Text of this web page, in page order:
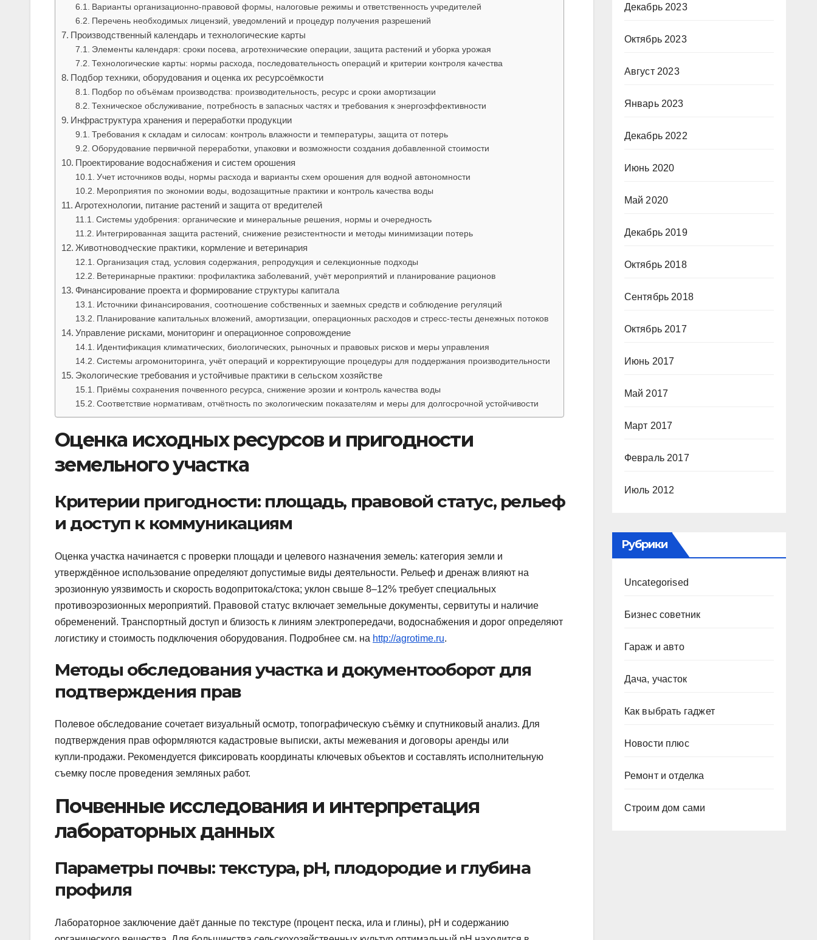
Варианты организационно‑правовой формы, налоговые режимы и ответственность учредителей
Перечень необходимых лицензий, уведомлений и процедур получения разрешений
Производственный календарь и технологические карты
Элементы календаря: сроки посева, агротехнические операции, защита растений и уборка урожая
Технологические карты: нормы расхода, последовательность операций и критерии контроля качества
Подбор техники, оборудования и оценка их ресурсоёмкости
Подбор по объёмам производства: производительность, ресурс и сроки амортизации
Техническое обслуживание, потребность в запасных частях и требования к энергоэффективности
Инфраструктура хранения и переработки продукции
Требования к складам и силосам: контроль влажности и температуры, защита от потерь
Оборудование первичной переработки, упаковки и возможности создания добавленной стоимости
Проектирование водоснабжения и систем орошения
Учет источников воды, нормы расхода и варианты схем орошения для водной автономности
Мероприятия по экономии воды, водозащитные практики и контроль качества воды
Агротехнологии, питание растений и защита от вредителей
Системы удобрения: органические и минеральные решения, нормы и очередность
Интегрированная защита растений, снижение резистентности и методы минимизации потерь
Животноводческие практики, кормление и ветеринария
Организация стад, условия содержания, репродукция и селекционные подходы
Ветеринарные практики: профилактика заболеваний, учёт мероприятий и планирование рационов
Финансирование проекта и формирование структуры капитала
Источники финансирования, соотношение собственных и заемных средств и соблюдение регуляций
Планирование капитальных вложений, амортизации, операционных расходов и стресс‑тесты денежных потоков
Управление рисками, мониторинг и операционное сопровождение
Идентификация климатических, биологических, рыночных и правовых рисков и меры управления
Системы агромониторинга, учёт операций и корректирующие процедуры для поддержания производительности
Экологические требования и устойчивые практики в сельском хозяйстве
Приёмы сохранения почвенного ресурса, снижение эрозии и контроль качества воды
Соответствие нормативам, отчётность по экологическим показателям и меры для долгосрочной устойчивости
Оценка исходных ресурсов и пригодности
земельного участка
Критерии пригодности: площадь, правовой статус, рельеф
и доступ к коммуникациям
Оценка участка начинается с проверки площади и целевого назначения земель: категория земли и
утверждённое использование определяют допустимые виды деятельности. Рельеф и дренаж влияют на
эрозионную уязвимость и скорость водопритока/стока; уклон свыше 8–12% требует специальных
противоэрозионных мероприятий. Правовой статус включает земельные документы, сервитуты и наличие
обременений. Транспортный доступ и близость к линиям электропередачи, водоснабжения и дорог определяют
логистику и стоимость подключения оборудования. Подробнее см. на http://agrotime.ru.
Методы обследования участка и документооборот для
подтверждения прав
Полевое обследование сочетает визуальный осмотр, топографическую съёмку и спутниковый анализ. Для
подтверждения прав оформляются кадастровые выписки, акты межевания и договоры аренды или
купли‑продажи. Рекомендуется фиксировать координаты ключевых объектов и составлять исполнительную
съемку после проведения земляных работ.
Почвенные исследования и интерпретация
лабораторных данных
Параметры почвы: текстура, pH, плодородие и глубина
профиля
Лабораторное заключение даёт данные по текстуре (процент песка, ила и глины), pH и содержанию
Декабрь 2023
Октябрь 2023
Август 2023
Январь 2023
Декабрь 2022
Июнь 2020
Май 2020
Декабрь 2019
Октябрь 2018
Сентябрь 2018
Октябрь 2017
Июнь 2017
Май 2017
Март 2017
Февраль 2017
Июль 2012
Рубрики
Uncategorised
Бизнес советник
Гараж и авто
Дача, участок
Как выбрать гаджет
Новости плюс
Ремонт и отделка
Строим дом сами